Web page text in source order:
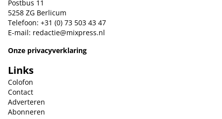
Postbus 11
5258 ZG Berlicum
Telefoon: +31 (0) 73 503 43 47
E-mail: redactie@mixpress.nl
Onze privacyverklaring
Links
Colofon
Contact
Adverteren
Abonneren